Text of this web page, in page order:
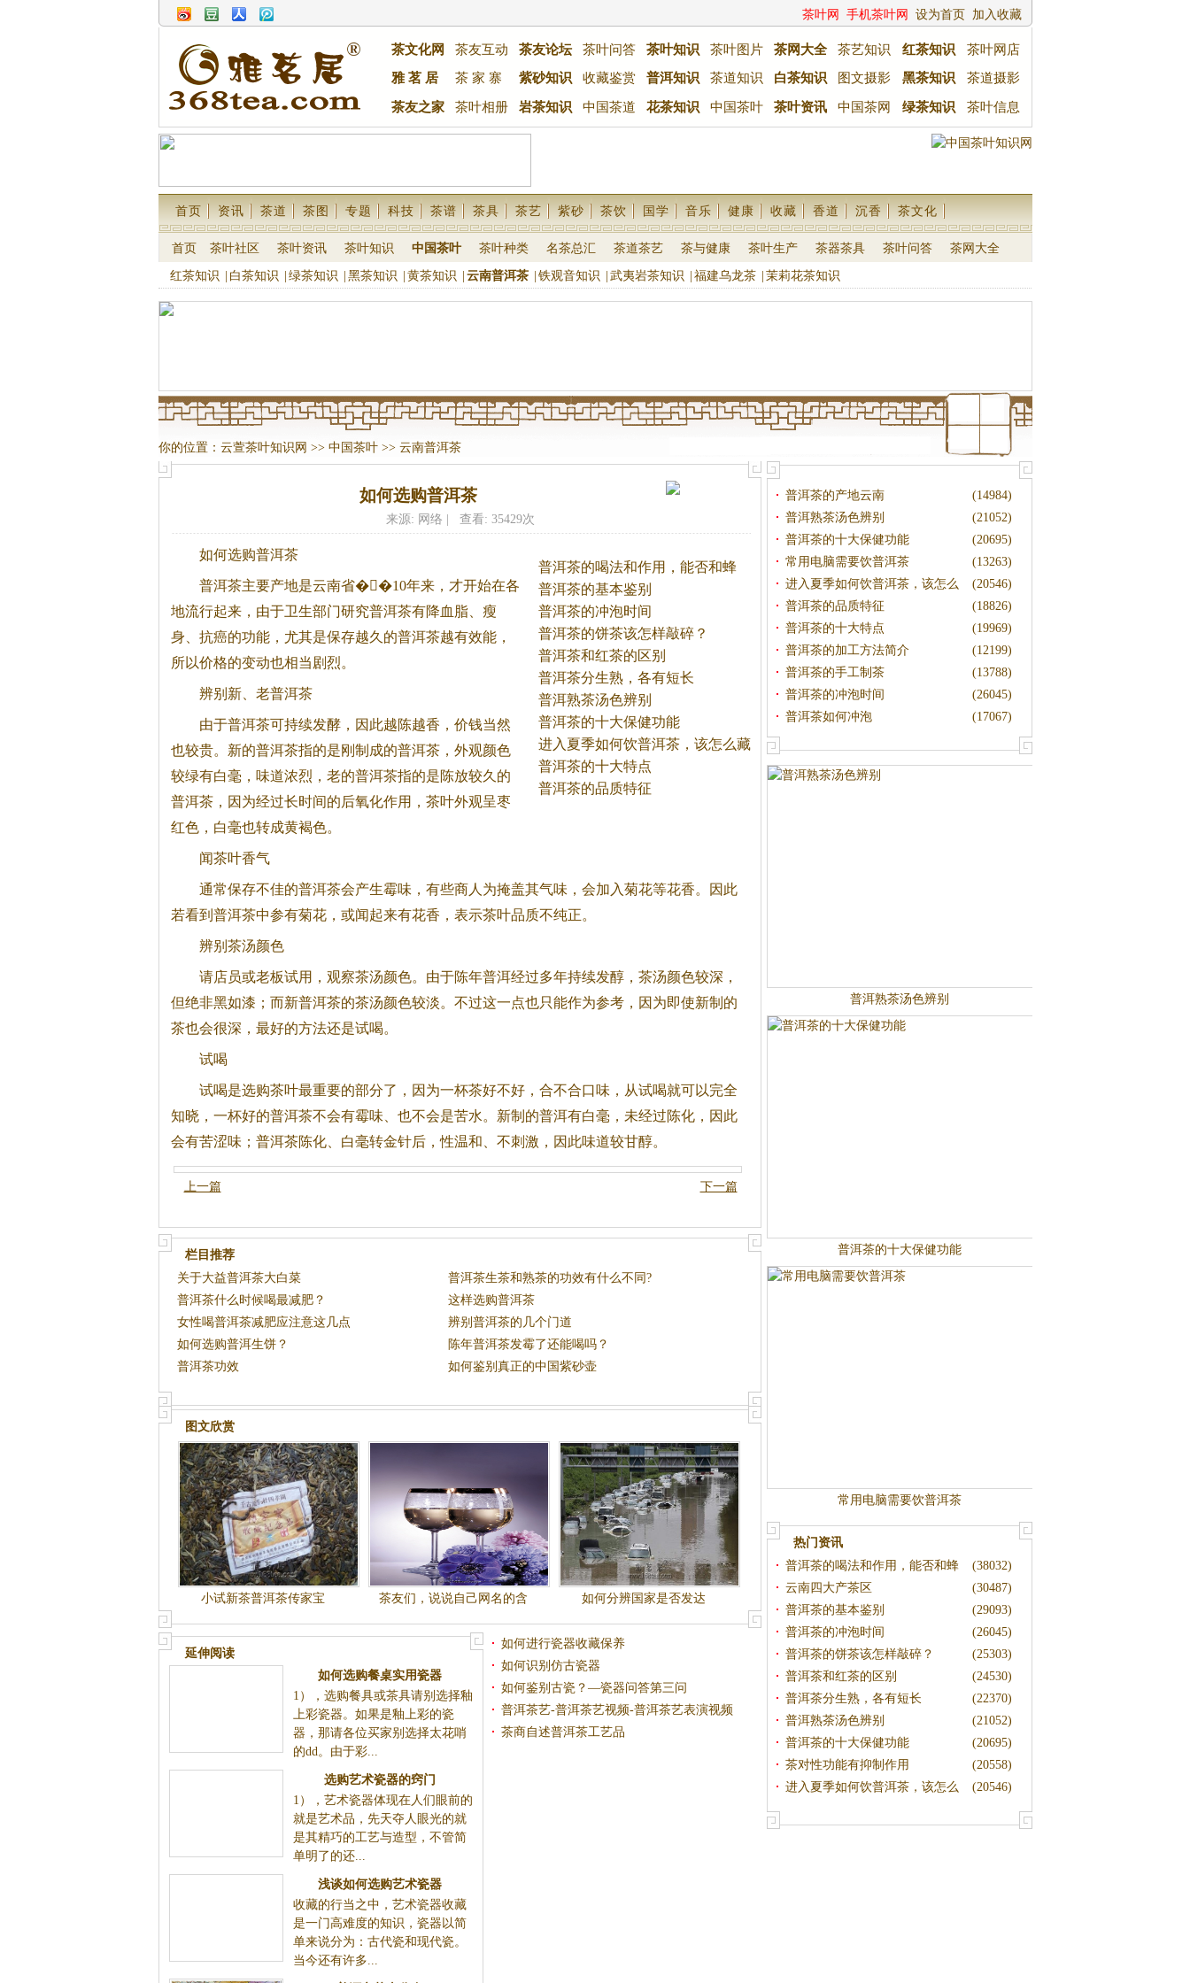
茶叶网 手机茶叶网 设为首页 加入收藏
茶文化网 茶友互动 茶友论坛 茶叶问答 茶叶知识 茶叶图片 茶网大全 茶艺知识 红茶知识
茶叶网店
雅 茗 居
茶 家 寨 紫砂知识 收藏鉴赏 普洱知识 茶道知识 白茶知识 图文摄影 黑茶知识 茶道摄影
茶友之家 茶叶相册 岩茶知识 中国茶道 花茶知识 中国茶叶 茶叶资讯 中国茶网 绿茶知识 茶叶信息
首页 资讯 茶道 茶图 专题 科技 茶谱 茶具 茶艺 紫砂 茶饮 国学 音乐 健康 收藏 香道 沉香 茶文化
首页 茶叶社区 茶叶资讯 茶叶知识 中国茶叶 茶叶种类 名茶总汇 茶道茶艺 茶与健康 茶叶生产 茶器茶具 茶叶问答 茶网大全
红茶知识 白茶知识 绿茶知识 黑茶知识 黄茶知识 云南普洱茶 铁观音知识 武夷岩茶知识 福建乌龙茶 茉莉花茶知识
你的位置： 云萱茶叶知识网 >> 中国茶叶>> 云南普洱茶
如何选购普洱茶
来源: 网络 | 查看: 35429次
普洱茶的喝法和作用，能否和蜂
蜜
普洱茶的基本鉴别
普洱茶的冲泡时间
普洱茶的饼茶该怎样敲碎？
普洱茶和红茶的区别
普洱茶分生熟，各有短长
普洱熟茶汤色辨别
普洱茶的十大保健功能
进入夏季如何饮普洱茶，该怎么藏
茶
普洱茶的十大特点
普洱茶的品质特征
如何选购普洱茶
普洱茶主要产地是云南省��10年来，才开始在各
地流行起来，由于卫生部门研究普洱茶有降血脂、瘦
身、抗癌的功能，尤其是保存越久的普洱茶越有效能，
所以价格的变动也相当剧烈。
辨别新、老普洱茶
由于普洱茶可持续发酵，因此越陈越香，价钱当然
也较贵。新的普洱茶指的是刚制成的普洱茶，外观颜色
较绿有白毫，味道浓烈，老的普洱茶指的是陈放较久的
普洱茶，因为经过长时间的后氧化作用， 茶叶外观呈枣
红色，白毫也转成黄褐色。
闻茶叶香气
通常保存不佳的普洱茶会产生霉味，有些商人为掩盖其气味，会加入菊花等花香。因此
若看到普洱茶中参有菊花，或闻起来有花香，表示茶叶品质不纯正。
辨别茶汤颜色
请店员或老板试用，观察茶汤颜色。由于陈年普洱经过多年持续发醇，茶汤颜色较深，
但绝非黑如漆；而新普洱茶的茶汤颜色较淡。不过这一点也只能作为参考，因为即使新制的
茶也会很深，最好的方法还是试喝。
试喝
试喝是选购茶叶最重要的部分了，因为一杯茶好不好，合不合口味，从试喝就可以完全
知晓，一杯好的普洱茶不会有霉味、也不会是苦水。新制的普洱有白毫，未经过陈化，因此
会有苦涩味；普洱茶陈化、白毫转金针后，性温和、不刺激，因此味道较甘醇。
上一篇 下一篇
栏目推荐
关于大益普洱茶大白菜
普洱茶生茶和熟茶的功效有什么不同?
普洱茶什么时候喝最减肥？
这样选购普洱茶
女性喝普洱茶减肥应注意这几点
辨别普洱茶的几个门道
如何选购普洱生饼？
陈年普洱茶发霉了还能喝吗？
普洱茶功效
如何鉴别真正的中国紫砂壶
图文欣赏
小试新茶普洱茶传家宝
茶友们，说说自己网名的含
义，如何?
如何分辨国家是否发达
延伸阅读
如何选购餐桌实用瓷器
1），选购餐具或茶具请别选择釉
上彩瓷器。如果是釉上彩的瓷
器，那请各位买家别选择太花哨
的dd。由于彩...
选购艺术瓷器的窍门
1），艺术瓷器体现在人们眼前的
就是艺术品，先天夺人眼光的就
是其精巧的工艺与造型，不管简
单明了的还...
浅谈如何选购艺术瓷器
收藏的行当之中，艺术瓷器收藏
是一门高难度的知识，瓷器以简
单来说分为：古代瓷和现代瓷。
当今还有许多...
如何进行瓷器收藏保养
如何识别仿古瓷器
如何鉴别古瓷？—瓷器问答第三问
普洱茶艺-普洱茶艺视频-普洱茶艺表演视频
茶商自述普洱茶工艺品
(14984)
普洱茶的产地云南
(21052)
普洱熟茶汤色辨别
(20695)
普洱茶的十大保健功能
(13263)
常用电脑需要饮普洱茶
(20546)
进入夏季如何饮普洱茶，该怎么
藏茶
(18826)
普洱茶的品质特征
(19969)
普洱茶的十大特点
(12199)
普洱茶的加工方法简介
(13788)
普洱茶的手工制茶
(26045)
普洱茶的冲泡时间
(17067)
普洱茶如何冲泡
普洱熟茶汤色辨别
普洱茶的十大保健功能
常用电脑需要饮普洱茶
热门资讯
(38032)
普洱茶的喝法和作用，能否和蜂
蜜
(30487)
云南四大产茶区
(29093)
普洱茶的基本鉴别
(26045)
普洱茶的冲泡时间
(25303)
普洱茶的饼茶该怎样敲碎？
(24530)
普洱茶和红茶的区别
(22370)
普洱茶分生熟，各有短长
(21052)
普洱熟茶汤色辨别
(20695)
普洱茶的十大保健功能
(20558)
茶对性功能有抑制作用
(20546)
进入夏季如何饮普洱茶，该怎么